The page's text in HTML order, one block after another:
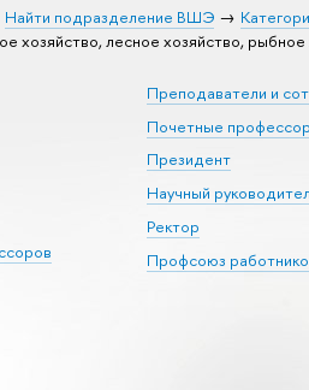
Найти подразделение ВШЭ
лесное хозяйство, рыбное
Преподаватели и
Почетные
Президент
Научный
Ректор
Профсоюз